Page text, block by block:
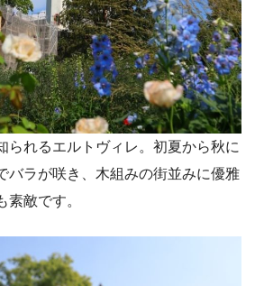
られるエルトヴィレ。初夏から秋に
バラが咲き、木組みの街並みに優雅
素敵です。